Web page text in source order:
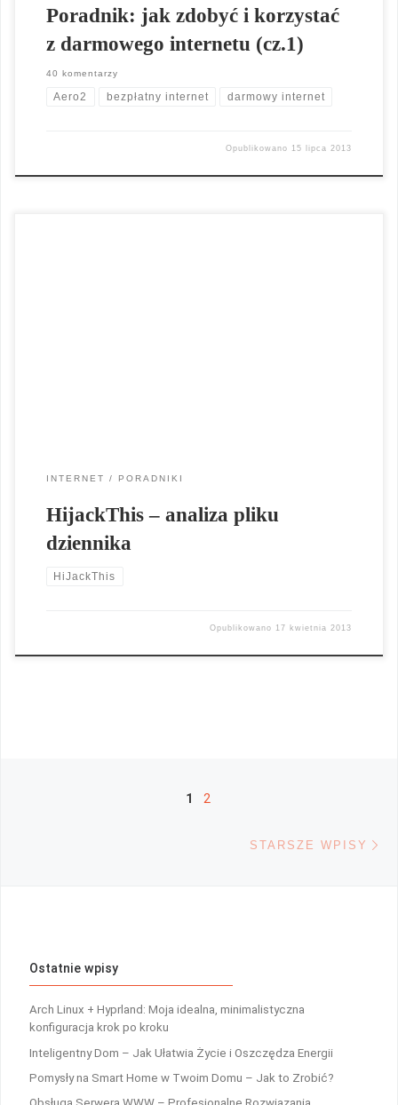
Poradnik: jak zdobyć i korzystać
z darmowego internetu (cz.1)
40 komentarzy
Aero2 bezpłatny internet darmowy internet
Opublikowano 15 lipca 2013
INTERNET PORADNIKI
HijackThis – analiza pliku
dziennika
HiJackThis
Opublikowano 17 kwietnia 2013
1 2
STARSZE WPISY
Ostatnie wpisy
Arch Linux + Hyprland: Moja idealna, minimalistyczna
konfiguracja krok po kroku
Inteligentny Dom – Jak Ułatwia Życie i Oszczędza Energii
Pomysły na Smart Home w Twoim Domu – Jak to Zrobić?